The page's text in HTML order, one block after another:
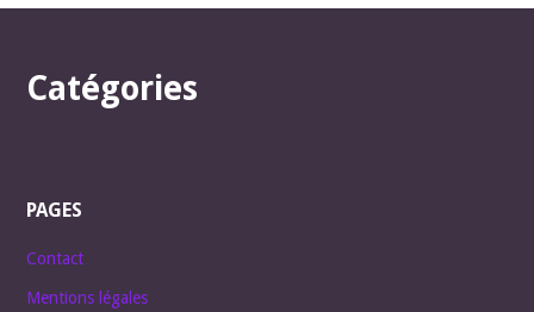
Catégories
PAGES
Contact
Mentions légales